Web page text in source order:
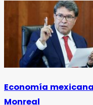
Economía
Monreal